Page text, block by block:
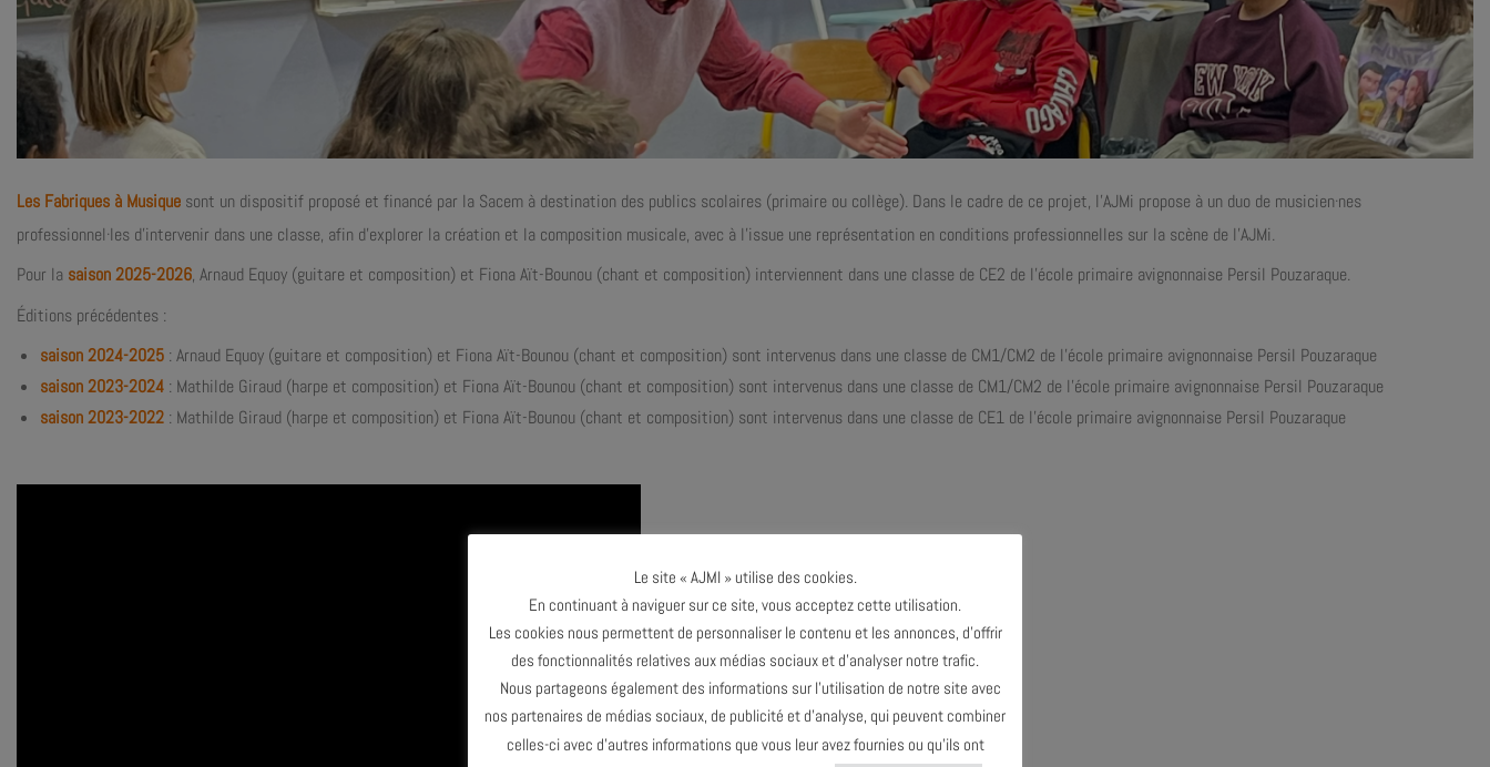
Les Fabriques à Musique sont un dispositif proposé et financé par la Sacem à destination des publics scolaires (primaire ou collège). Dans le cadre de ce projet, l’AJMi propose à un duo de musicien·nes
professionnel·les d’intervenir dans une classe, afin d’explorer la création et la composition musicale, avec à l’issue une représentation en conditions professionnelles sur la scène de l’AJMi.
Pour la saison 2025-2026, Arnaud Equoy (guitare et composition) et Fiona Aït-Bounou (chant et composition) interviennent dans une classe de CE2 de l’école primaire avignonnaise Persil Pouzaraque.
Éditions précédentes :
saison 2024-2025 : Arnaud Equoy (guitare et composition) et Fiona Aït-Bounou (chant et composition) sont intervenus dans une classe de CM1/CM2 de l’école primaire avignonnaise Persil Pouzaraque
saison 2023-2024 : Mathilde Giraud (harpe et composition) et Fiona Aït-Bounou (chant et composition) sont intervenus dans une classe de CM1/CM2 de l’école primaire avignonnaise Persil Pouzaraque
saison 2023-2022: Mathilde Giraud (harpe et composition) et Fiona Aït-Bounou (chant et composition) sont intervenus dans une classe de CE1 de l’école primaire avignonnaise Persil Pouzaraque
Le site « AJMI » utilise des cookies.
En continuant à naviguer sur ce site, vous acceptez cette utilisation.
Les cookies nous permettent de personnaliser le contenu et les annonces, d’offrir
des fonctionnalités relatives aux médias sociaux et d’analyser notre trafic.
Nous partageons également des informations sur l’utilisation de notre site avec
nos partenaires de médias sociaux, de publicité et d’analyse, qui peuvent combiner
celles-ci avec d’autres informations que vous leur avez fournies ou qu’ils ont